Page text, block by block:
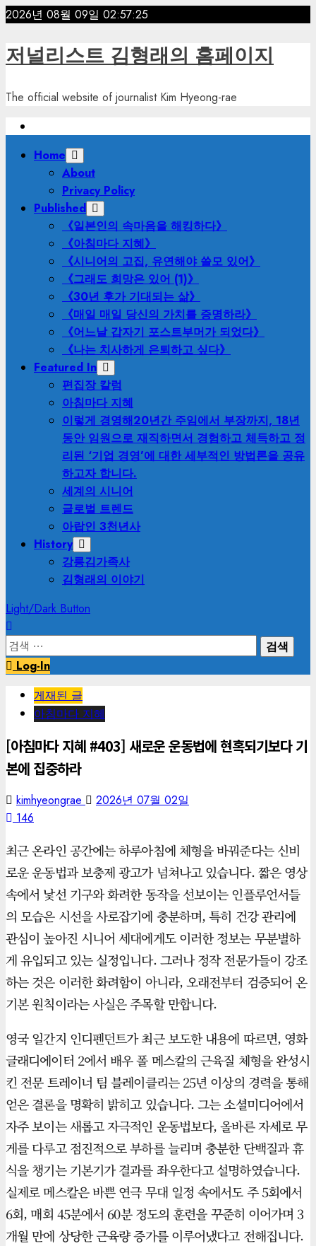
Skip
content
2026년 08월 09일 02:57:27
저널리스트 김형래의 홈페이지
The official website of journalist Kim Hyeong-rae
PrimaryHome
About
Privacy Policy
Published
《일본인의 속마음을 해킹하다》
《아침마다 지혜》
《시니어의 고집, 유연해야 쓸모 있어》
《그래도 희망은 있어 (1)》
《30년 후가 기대되는 삶》
《매일 매일 당신의 가치를 증명하라》
《어느날 갑자기 포스트부머가 되었다》
《나는 치사하게 은퇴하고 싶다》
Featured In
편집장 칼럼
아침마다 지혜
이렇게 경영해20년간 주임에서 부장까지, 18년
동안 임원으로 재직하면서 경험하고 체득하고 정
리된 ‘기업 경영’에 대한 세부적인 방법론을 공유
하고자 합니다.
세계의 시니어
글로벌 트렌드
아랍인 3천년사
History
강릉김가족사
김형래의 이야기
Light/Dark Button
검
색:Log-In
게재된 글
아침마다 지혜
[아침마다 지혜 #403] 새로운 운동법에 현혹되기보다 기
본에 집중하라
kimhyeongrae
2026년 07월 02일
146
최근 온라인 공간에는 하루아침에 체형을 바꿔준다는 신비
로운 운동법과 보충제 광고가 넘쳐나고 있습니다. 짧은 영상
속에서 낯선 기구와 화려한 동작을 선보이는 인플루언서들
의 모습은 시선을 사로잡기에 충분하며, 특히 건강 관리에
관심이 높아진 시니어 세대에게도 이러한 정보는 무분별하
게 유입되고 있는 실정입니다. 그러나 정작 전문가들이 강조
하는 것은 이러한 화려함이 아니라, 오래전부터 검증되어 온
기본 원칙이라는 사실은 주목할 만합니다.
영국 일간지 인디펜던트가 최근 보도한 내용에 따르면, 영화
글래디에이터 2에서 배우 폴 메스칼의 근육질 체형을 완성시
킨 전문 트레이너 팀 블레이클리는 25년 이상의 경력을 통해
얻은 결론을 명확히 밝히고 있습니다. 그는 소셜미디어에서
자주 보이는 새롭고 자극적인 운동법보다, 올바른 자세로 무
게를 다루고 점진적으로 부하를 늘리며 충분한 단백질과 휴
식을 챙기는 기본기가 결과를 좌우한다고 설명하였습니다.
실제로 메스칼은 바쁜 연극 무대 일정 속에서도 주 5회에서
6회, 매회 45분에서 60분 정도의 훈련을 꾸준히 이어가며 3
개월 만에 상당한 근육량 증가를 이루어냈다고 전해집니다.